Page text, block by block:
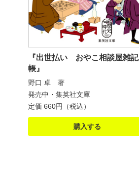
『出世払い おやこ相談屋雑記
帳』
野口 卓 著
発売中・集英社文庫
定価 660円（税込）
購入する